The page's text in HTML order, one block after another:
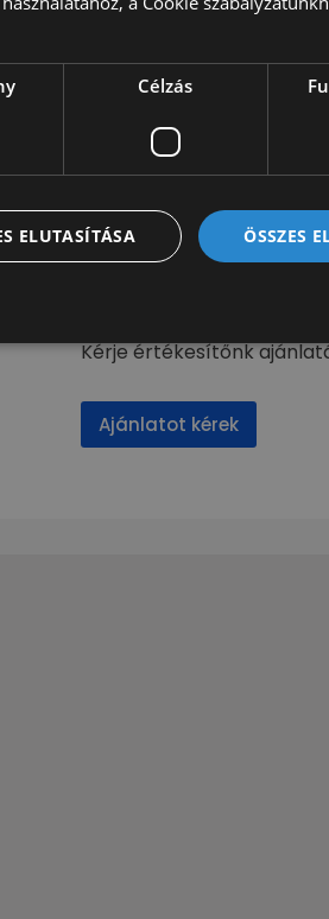
hosszúságú, alu/acél
lévő autót szükség
megfelelően.
plató, billenőplató,
Különböző plussz
emelőhátfal,
szükséges igényeit, mi
felszereltséggel is
keresse értékesítőinket!
forgalombahelyezési
elbírálás alapján
Kérje értékesítőnk
Ajánlatot kérek
Célzás
ÖSSZES
ELUTASÍTÁSA